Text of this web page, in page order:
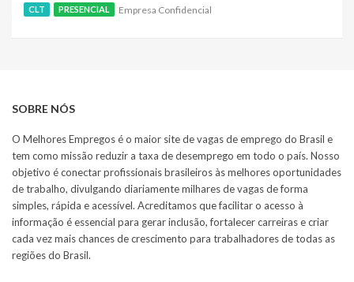
CLT PRESENCIAL Empresa Confidencial
SOBRE NÓS
O Melhores Empregos é o maior site de vagas de emprego do Brasil e
tem como missão reduzir a taxa de desemprego em todo o país. Nosso
objetivo é conectar profissionais brasileiros às melhores oportunidades
de trabalho, divulgando diariamente milhares de vagas de forma
simples, rápida e acessível. Acreditamos que facilitar o acesso à
informação é essencial para gerar inclusão, fortalecer carreiras e criar
cada vez mais chances de crescimento para trabalhadores de todas as
regiões do Brasil.